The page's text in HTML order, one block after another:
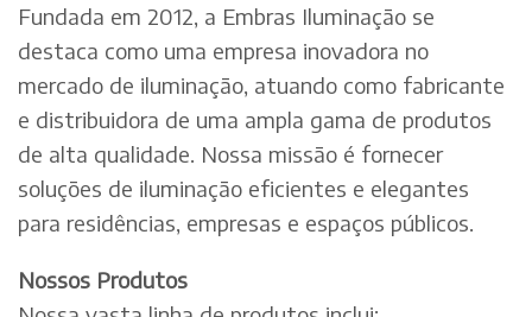
Fundada em 2012, a Embras Iluminação se
destaca como uma empresa inovadora no
mercado de iluminação, atuando como fabricante
e distribuidora de uma ampla gama de produtos
de alta qualidade. Nossa missão é fornecer
soluções de iluminação eficientes e elegantes
para residências, empresas e espaços públicos.
Nossos Produtos